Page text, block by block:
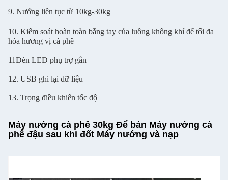
9. Nướng liên tục từ 10kg-30kg
10. Kiểm soát hoàn toàn bằng tay của luồng không khí để tối đa
hóa hương vị cà phê
11Đèn LED phụ trợ gắn
12. USB ghi lại dữ liệu
13. Trọng điều khiển tốc độ
Máy nướng cà phê 30kg Để bán Máy nướng cà
phê đậu sau khi đốt Máy nướng và nạp